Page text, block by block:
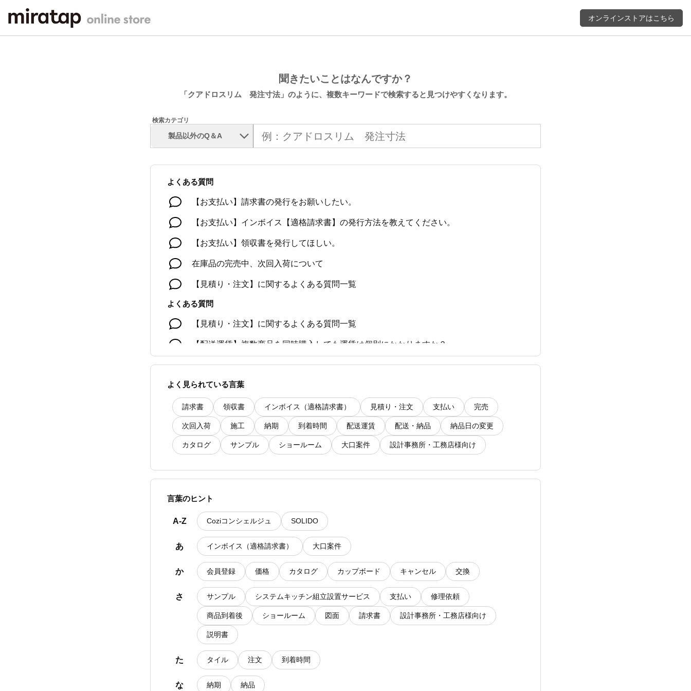
オンラインストアはこちら
聞きたいことはなんですか？
「クアドロスリム 発注寸法」のように、複数キーワードで検索すると見つけやすくなります。
製品以外のQ＆A
よくある質問
【お支払い】請求書の発行をお願いしたい。
【お支払い】インボイス【適格請求書】の発行方法を教えてください。
【お支払い】領収書を発行してほしい。
在庫品の完売中、次回入荷について
【見積り・注文】に関するよくある質問一覧
よくある質問
【見積り・注文】に関するよくある質問一覧
【配送運賃】複数商品を同時購入しても運賃は個別にかかりますか？
【お支払い】請求書の発行をお願いしたい。
【保証】転売で購入した商品は保証対象になるか？
【配送・納品】時間指定できますか？
よく見られている言葉
請求書 領収書 インボイス（適格請求書） 見積り・注文 支払い 完売
次回入荷 施工 納期 到着時間 配送運賃 配送・納品 納品日の変更
カタログ サンプル ショールーム 大口案件 設計事務所・工務店様向け
言葉のヒント
A-Z Coziコンシェルジュ SOLIDO
あ インボイス（適格請求書） 大口案件
か 会員登録 価格 カタログ カップボード キャンセル 交換
さ サンプル システムキッチン組立設置サービス 支払い 修理依頼
商品到着後 ショールーム 図面 請求書 設計事務所・工務店様向け
説明書
た タイル 注文 到着時間
な 納期 納品